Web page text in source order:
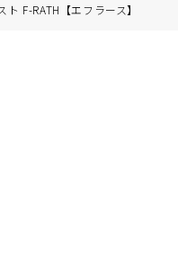
F-RATH【エフラース】